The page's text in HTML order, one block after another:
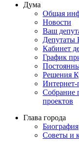
Дума
Общая
Новости
Ваш
Депутаты
Кабинет
График
Решения
Собрание
проектов
Глава города
Биография
Советы и